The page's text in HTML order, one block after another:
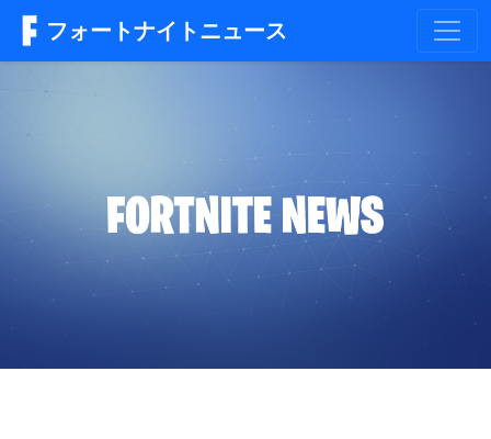
フォートナイトニュース